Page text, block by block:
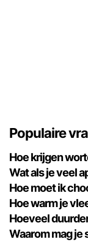
Populaire
Hoe krijgen
Wat als je veel
Hoe moet ik
Hoe warm je
Hoeveel
Waarom mag je